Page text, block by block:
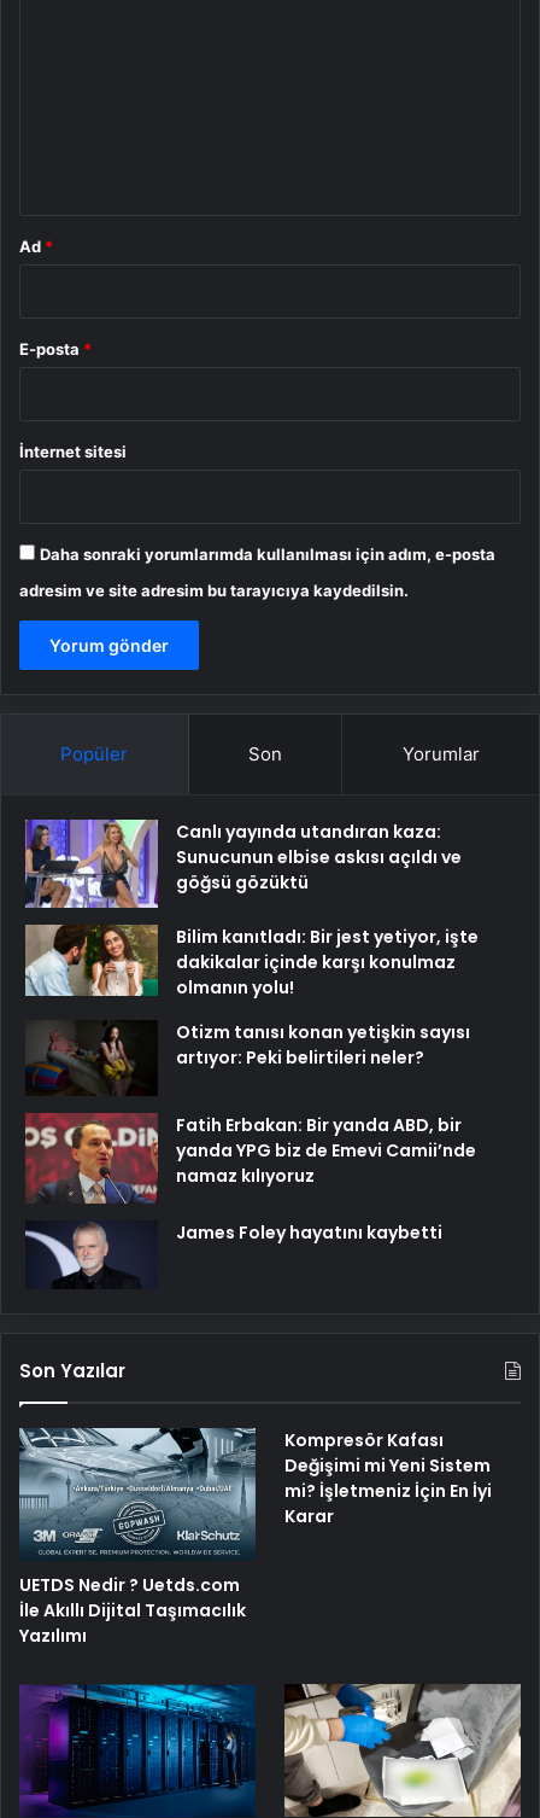
Ad *
E-posta *
İnternet sitesi
Daha sonraki yorumlarımda kullanılması için adım, e-posta
adresim ve site adresim bu tarayıcıya kaydedilsin.
Popüler Son Yorumlar
Canlı yayında utandıran kaza:
Sunucunun elbise askısı açıldı ve
göğsü gözüktü
Bilim kanıtladı: Bir jest yetiyor, işte
dakikalar içinde karşı konulmaz
olmanın yolu!
Otizm tanısı konan yetişkin sayısı
artıyor: Peki belirtileri neler?
Fatih Erbakan: Bir yanda ABD, bir
yanda YPG biz de Emevi Camii’nde
namaz kılıyoruz
James Foley hayatını kaybetti
Son Yazılar
UETDS Nedir ? Uetds.com
İle Akıllı Dijital Taşımacılık
Yazılımı
Kompresör Kafası
Değişimi mi Yeni Sistem
mi? İşletmeniz İçin En İyi
Karar